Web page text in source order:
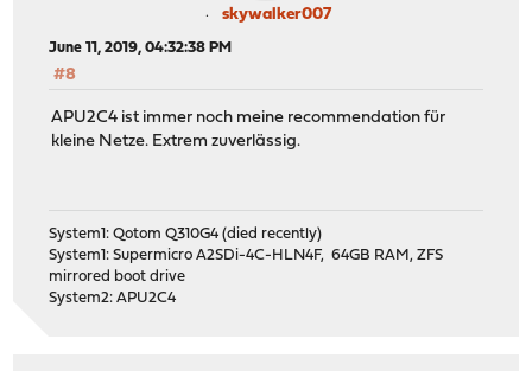
skywalker007
June 11, 2019, 04:32:38 PM
#8
APU2C4 ist immer noch meine recommendation für
kleine Netze. Extrem zuverlässig.
System1: Qotom Q310G4 (died recently)
System1: Supermicro A2SDi-4C-HLN4F, 64GB RAM, ZFS
mirrored boot drive
System2: APU2C4